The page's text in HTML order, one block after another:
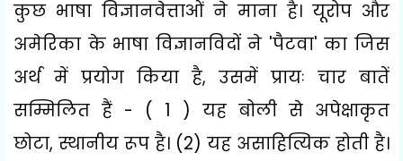
कुछ भाषा विज्ञानवेत्ताओं ने माना है। यूरोप और
अमेरिका के भाषा विज्ञानविदों ने 'पैटवा'का जिस
अर्थ में प्रयोग किया है, उसमें प्रायः चार बातें
सम्मिलित हैं - ( 1 ) यह बोली से अपेक्षाकृत
छोटा, स्थानीय रूप है। (2) यह असाहित्यिक होती है।